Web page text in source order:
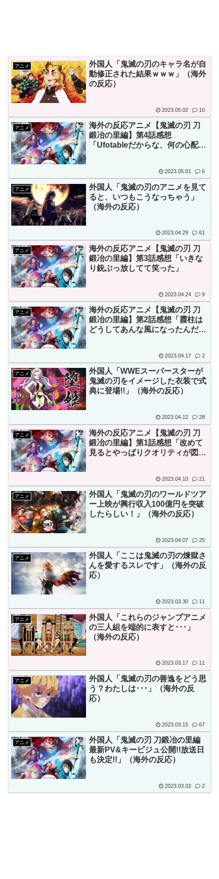
アニメ
外国人「鬼滅の刃のキャラ名が自
動修正された結果ｗｗｗ」（海外
の反応）
2023.05.02 10
アニメ
海外の反応アニメ【鬼滅の刃 刀
鍛冶の里編】第4話感想
「Ufotableだからな、何の心配も
2023.05.01 6
アニメ
外国人「鬼滅の刃のアニメを見て
ると、いつもこうなっちゃう」
（海外の反応）
2023.04.29 61
アニメ
海外の反応アニメ【鬼滅の刃 刀
鍛冶の里編】第3話感想「いきな
り銃ぶっ放してて笑った」
2023.04.24 9
アニメ
海外の反応アニメ【鬼滅の刃 刀
鍛冶の里編】第2話感想「霞柱は
どうしてあんな風になったんだろ
2023.04.17 2
アニメ
外国人「WWEスーパースターが
鬼滅の刃をイメージした衣装で式
典に登場!!」（海外の反応）
2023.04.12 28
アニメ
海外の反応アニメ【鬼滅の刃 刀
鍛冶の里編】第1話感想「改めて
見るとやっぱりクオリティが図抜
2023.04.10 21
アニメ
外国人「鬼滅の刃のワールドツア
ー上映が興行収入100億円を突破
したらしい！」（海外の反応）
2023.04.07 25
アニメ
外国人「ここは鬼滅の刃の煉獄さ
んを愛するスレです」（海外の反
応）
2023.03.30 11
アニメ
外国人「これらのジャンプアニメ
の三人組を端的に表すと･･･」
（海外の反応）
2023.03.17 11
アニメ
外国人「鬼滅の刃の善逸をどう思
う？わたしは･･･」（海外の反
応）
2023.03.15 67
アニメ
外国人「鬼滅の刃 刀鍛冶の里編
最新PV&キービジュ公開!!放送日
も決定!!」（海外の反応）
2023.03.02 2